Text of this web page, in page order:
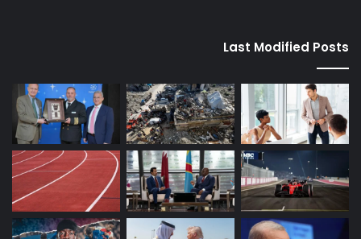
Last Modified Posts